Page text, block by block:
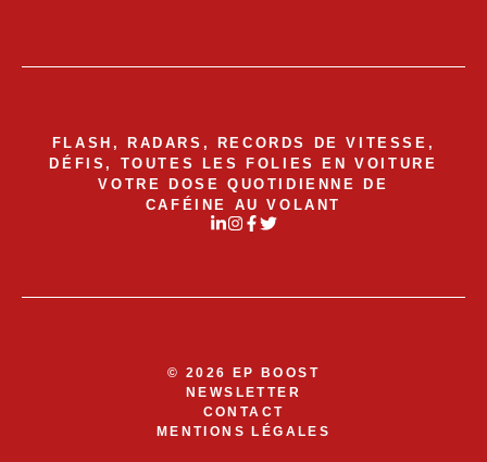
FLASH, RADARS, RECORDS DE VITESSE,
DÉFIS, TOUTES LES FOLIES EN VOITURE
VOTRE DOSE QUOTIDIENNE DE
CAFÉINE AU VOLANT
© 2026 EP BOOST
NEWSLETTER
CONTACT
MENTIONS LÉGALES